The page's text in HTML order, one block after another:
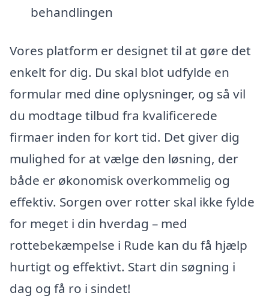
behandlingen
Vores platform er designet til at gøre det
enkelt for dig. Du skal blot udfylde en
formular med dine oplysninger, og så vil
du modtage tilbud fra kvalificerede
firmaer inden for kort tid. Det giver dig
mulighed for at vælge den løsning, der
både er økonomisk overkommelig og
effektiv. Sorgen over rotter skal ikke fylde
for meget i din hverdag – med
rottebekæmpelse i Rude kan du få hjælp
hurtigt og effektivt. Start din søgning i
dag og få ro i sindet!